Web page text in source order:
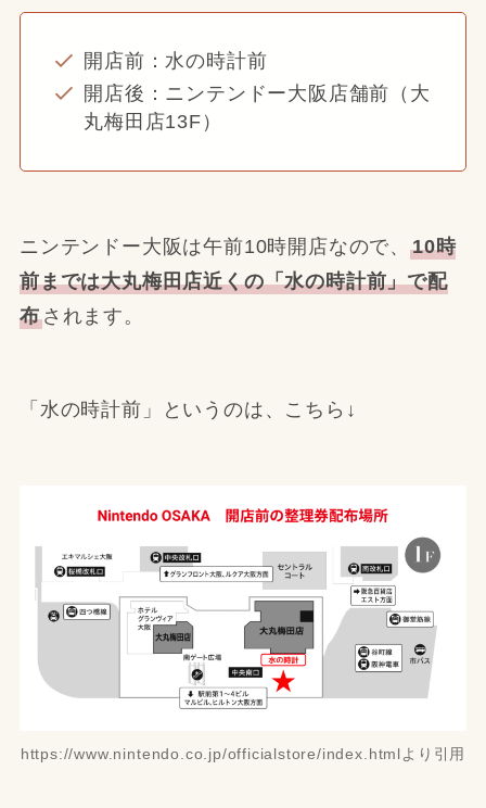
開店前：水の時計前
開店後：ニンテンドー大阪店舗前（大
丸梅田店13F）
ニンテンドー大阪は午前10時開店なので、10時
前までは大丸梅田店近くの「水の時計前」で配
布されます。
「水の時計前」というのは、こちら↓
https://www.nintendo.co.jp/officialstore/index.htmlより引用